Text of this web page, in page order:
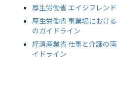
厚生労働省 エイジフレン
厚生労働省 事業場におけ
のガイドライン
経済産業省 仕事と介護の
イドライン